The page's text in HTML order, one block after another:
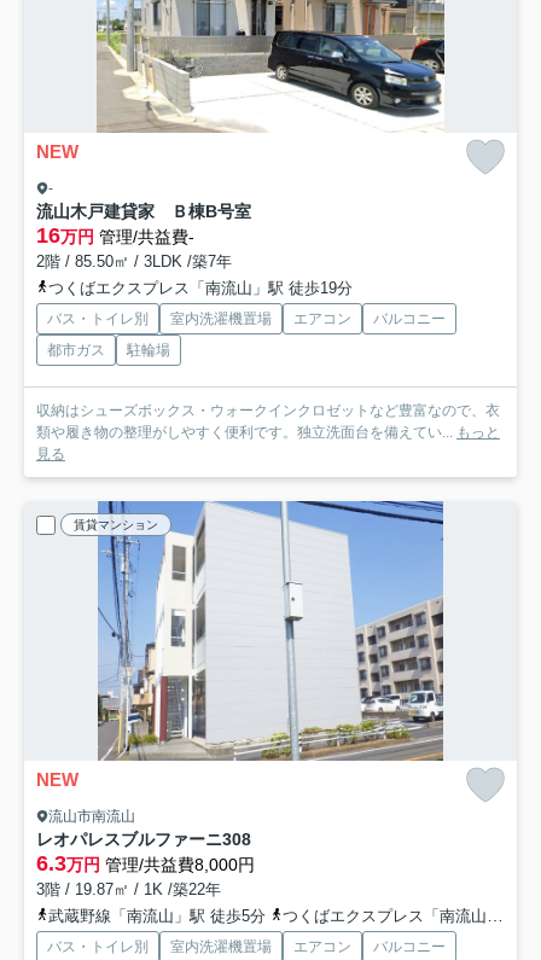
NEW
-
流山木戸建貸家 Ｂ棟B号室
16万円 管理/共益費-
2階 / 85.50㎡ / 3LDK /築7年
つくばエクスプレス「南流山」駅 徒歩19分
バス・トイレ別 室内洗濯機置場 エアコン
バルコニー
都市ガス
駐輪場
収納はシューズボックス・ウォークインクロゼットなど豊富なので、衣
類や履き物の整理がしやすく便利です。独立洗面台を備えてい... もっと
見る
賃貸マンション
NEW
流山市南流山
レオパレスブルファーニ308
6.3万円 管理/共益費8,000円
3階 / 19.87㎡ / 1K /築22年
武蔵野線「南流山」駅 徒歩5分
つくばエクスプレス「南流山」駅 徒歩6分
バス・トイレ別 室内洗濯機置場 エアコン バルコニー